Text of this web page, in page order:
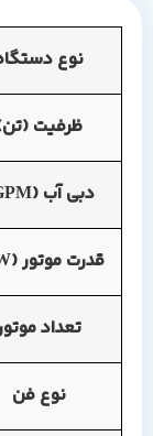
نوع
ظرفیت
دبی آب (GPM)
قدرت موتور (KW)
تعداد
نوع فن